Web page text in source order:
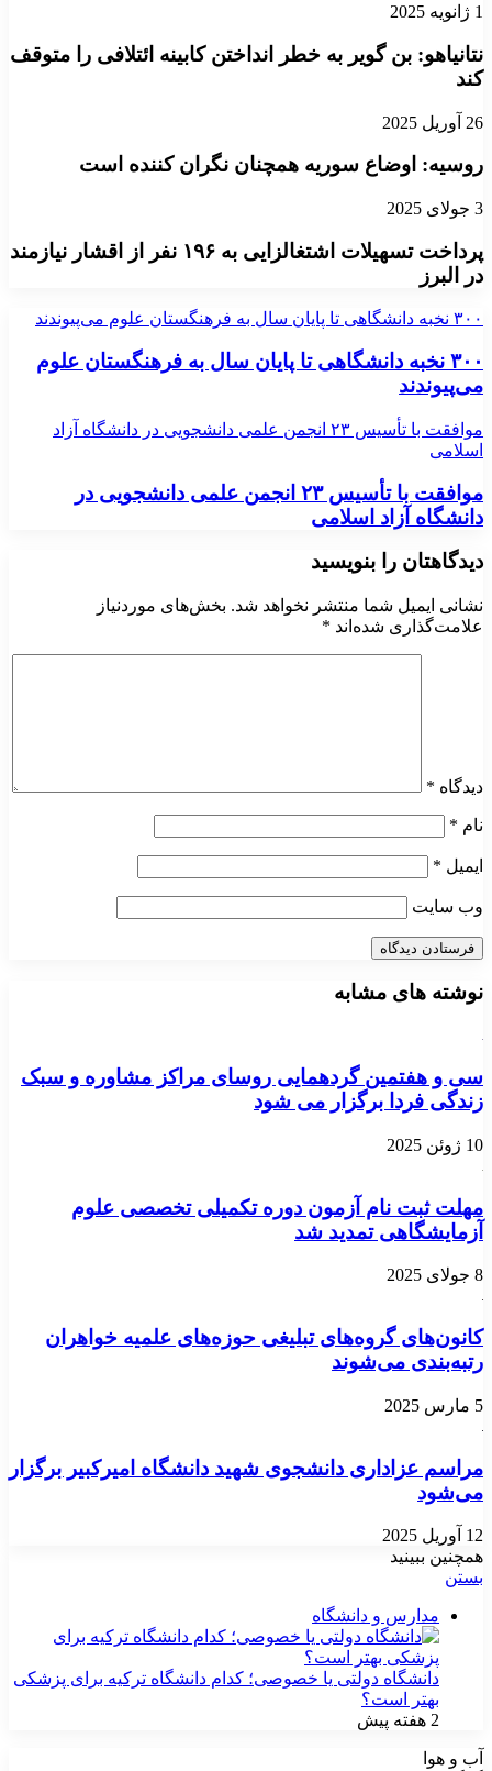
1 ژانویه 2025
نتانیاهو: بن گویر به خطر انداختن کابینه ائتلافی را متوقف
کند
26 آوریل 2025
روسیه: اوضاع سوریه همچنان نگران کننده است
3 جولای 2025
پرداخت تسهیلات اشتغالزایی به ۱۹۶ نفر از اقشار نیازمند
در البرز
۳۰۰ نخبه دانشگاهی تا پایان سال به فرهنگستان علوم می‌پیوندند
۳۰۰ نخبه دانشگاهی تا پایان سال به فرهنگستان علوم
می‌پیوندند
موافقت با تأسیس ۲۳ انجمن علمی دانشجویی در دانشگاه آزاد
اسلامی
موافقت با تأسیس ۲۳ انجمن علمی دانشجویی در
دانشگاه آزاد اسلامی
دیدگاهتان را بنویسید
نشانی ایمیل شما منتشر نخواهد شد. بخش‌های موردنیاز
علامت‌گذاری شده‌اند *
دیدگاه *
نام *
ایمیل *
وب‌ سایت
نوشته های مشابه
سی و هفتمین گردهمایی روسای مراکز مشاوره و سبک
زندگی فردا برگزار می شود
10 ژوئن 2025
مهلت ثبت نام آزمون دوره تکمیلی تخصصی علوم
آزمایشگاهی تمدید شد
8 جولای 2025
کانون‌های گروه‌های تبلیغی حوزه‌های علمیه خواهران
رتبه‌بندی می‌شوند
5 مارس 2025
مراسم عزاداری دانشجوی شهید دانشگاه امیرکبیر برگزار
می‌شود
12 آوریل 2025
همچنین ببینید
بستن
مدارس و دانشگاه
دانشگاه دولتی یا خصوصی؛ کدام دانشگاه ترکیه برای پزشکی
بهتر است؟
2 هفته پیش
آب و هوا